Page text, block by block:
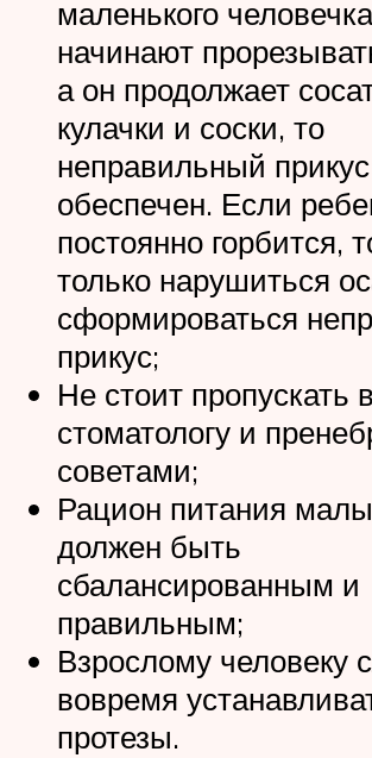
маленького
начинают
а он продолжает
кулачки и соски, то
неправильный
обеспечен. Если
постоянно горбится,
только нарушиться
сформироваться
прикус;
Не стоит пропускать
стоматологу и
советами;
Рацион питания
должен быть
сбалансированным и
правильным;
Взрослому человеку
вовремя
протезы.